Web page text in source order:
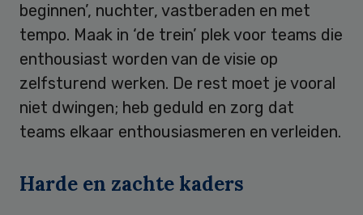
beginnen’, nuchter, vastberaden en met
tempo. Maak in ‘de trein’ plek voor teams die
enthousiast worden van de visie op
zelfsturend werken. De rest moet je vooral
niet dwingen; heb geduld en zorg dat
teams elkaar enthousiasmeren en verleiden.
Harde en zachte kaders